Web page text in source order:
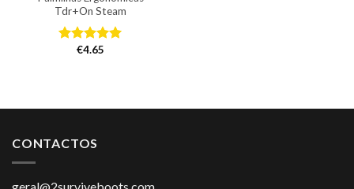
Tdr+On Steam
Avaliação
€4.65
CONTACTOS